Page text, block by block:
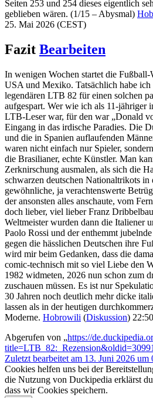
Seiten 253 und 254 dieses eigentlich
geblieben wären. (1/15 – Abysmal)
25. Mai 2026 (CEST)
Fazit Bearbeiten
In wenigen Wochen startet die
USA und Mexiko. Tatsächlich habe ich
legendären LTB 82 für einen solchen
aufgespart. Wer wie ich als 11-jähriger
LTB-Leser war, für den war „Donald
Eingang in das irdische Paradies. Die
und die in Spanien auflaufenden
waren nicht einfach nur Spieler,
die Brasilianer, echte Künstler. Man
Zerknirschung ausmalen, als sich die
schwarzen deutschen Nationaltrikots in
gewöhnliche, ja verachtenswerte
der ansonsten alles anschaute, vom
doch lieber, viel lieber Franz
Weltmeister wurden dann die Italiener
Paolo Rossi und der enthemmt
gegen die hässlichen Deutschen ihre
wird mir beim Gedanken, dass die
comic-technisch mit so viel Liebe den
1982 widmeten, 2026 nun schon zum
zuschauen müssen. Es ist nur
30 Jahren noch deutlich mehr dicke
lassen als in der heutigen
Moderne. Hobrowili (Diskussion)
Abgerufen von „https://
Zuletzt bearbeitet am 13. Juni 2026 um
Cookies helfen uns bei der
die Nutzung von Duckipedia erklärst
dass wir Cookies speichern.